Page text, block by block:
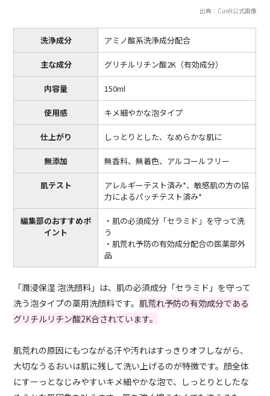
出典：Curél公式画像
洗浄成分 アミノ酸系洗浄成分配合
主な成分 グリチルリチン酸2K（有効成分）
内容量 150ml
使用感 キメ細やかな泡タイプ
仕上がり しっとりとした、なめらかな肌に
無添加 無香料、無着色、アルコールフリー
肌テスト
アレルギーテスト済み*、敏感肌の方の協
力によるパッチテスト済み*
編集部のおすすめポ
イント
・肌の必須成分「セラミド」を守って洗
う
・肌荒れ予防の有効成分配合の医薬部外
品
「潤浸保湿 泡洗顔料」は、肌の必須成分「セラミド」を守って
洗う泡タイプの薬用洗顔料です。 肌荒れ予防の有効成分である
グリチルリチン酸2K合されています。
肌荒れの原因にもつながる汗や汚れはすっきりオフしながら、
大切なうるおいは肌に残して洗い上げるのが特徴です。顔全体
にすーっとなじみやすいキメ細やかな泡で、しっとりとしたな